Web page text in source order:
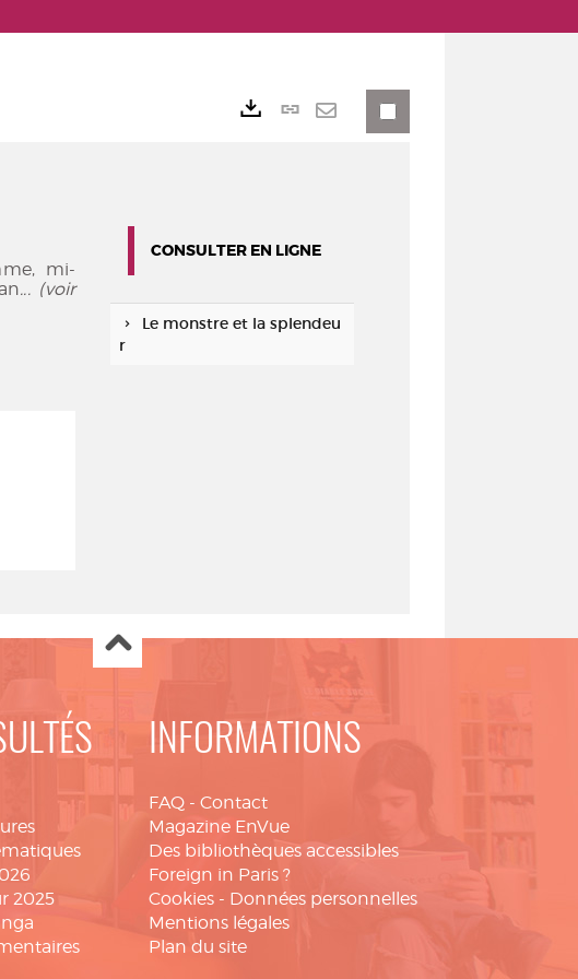
mi-
... (voir
Lien
CONSULTER EN LIGNE
Le monstre et la splendeu
r
2025
INFORMATIONS
FAQ - Contact
Magazine EnVue
Des bibliothèques accessibles
Foreign in Paris ?
Cookies - Données personnelles
Mentions légales
Plan du site